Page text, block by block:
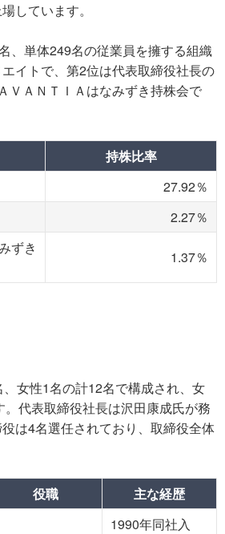
しています。
、単体249名の従業員を擁する組織
イトで、第2位は代表取締役社長の
ＶＡＮＴＩＡはなみずき持株会で
持株比率
27.92％
2.27％
ずき
1.37％
女性1名の計12名で構成され、女
代表取締役社長は沢田康成氏が務
は4名選任されており、取締役全体
役職 主な経歴
1990年同社入